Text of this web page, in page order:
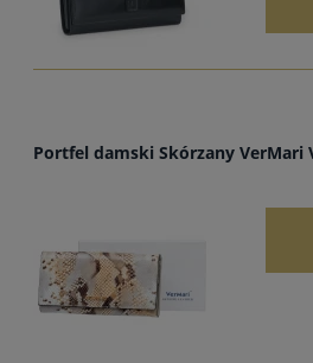
Portfel damski Skórzany VerMari